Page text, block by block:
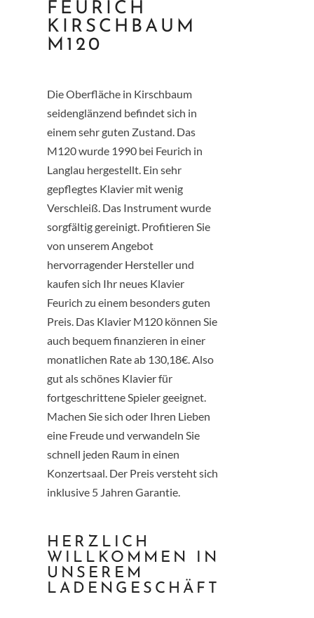
FEURICH
KIRSCHBAUM
M120
Die Oberfläche in Kirschbaum
seidenglänzend befindet sich in
einem sehr guten Zustand. Das
M120 wurde 1990 bei Feurich in
Langlau hergestellt. Ein sehr
gepflegtes Klavier mit wenig
Verschleiß. Das Instrument wurde
sorgfältig gereinigt. Profitieren Sie
von unserem Angebot
hervorragender Hersteller und
kaufen sich Ihr neues Klavier
Feurich zu einem besonders guten
Preis. Das Klavier M120 können Sie
auch bequem finanzieren in einer
monatlichen Rate ab 130,18€. Also
gut als schönes Klavier für
fortgeschrittene Spieler geeignet.
Machen Sie sich oder Ihren Lieben
eine Freude und verwandeln Sie
schnell jeden Raum in einen
Konzertsaal. Der Preis versteht sich
inklusive 5 Jahren Garantie.
HERZLICH
WILLKOMMEN IN
UNSEREM
LADENGESCHÄFT